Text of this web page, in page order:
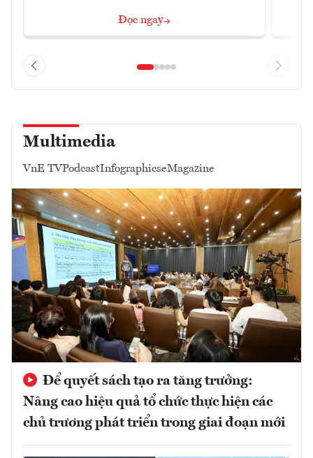
Đọc ngay
Multimedia
VnE TVPodcastInfographicseMagazine
Để quyết sách tạo ra tăng trưởng:
Nâng cao hiệu quả tổ chức thực hiện các
chủ trương phát triển trong giai đoạn mới